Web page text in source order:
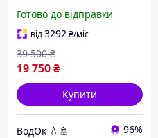
90х90х220 душова кабіна
з тропічним душем і
гідромасажем кутова
Готово до відправки
від3292₴/міс
19 750₴
39 500 ₴
Купити
ВодОк 💧🚿 96%